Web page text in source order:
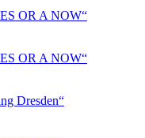
OR A NOW“
OR A NOW“
Dresden“